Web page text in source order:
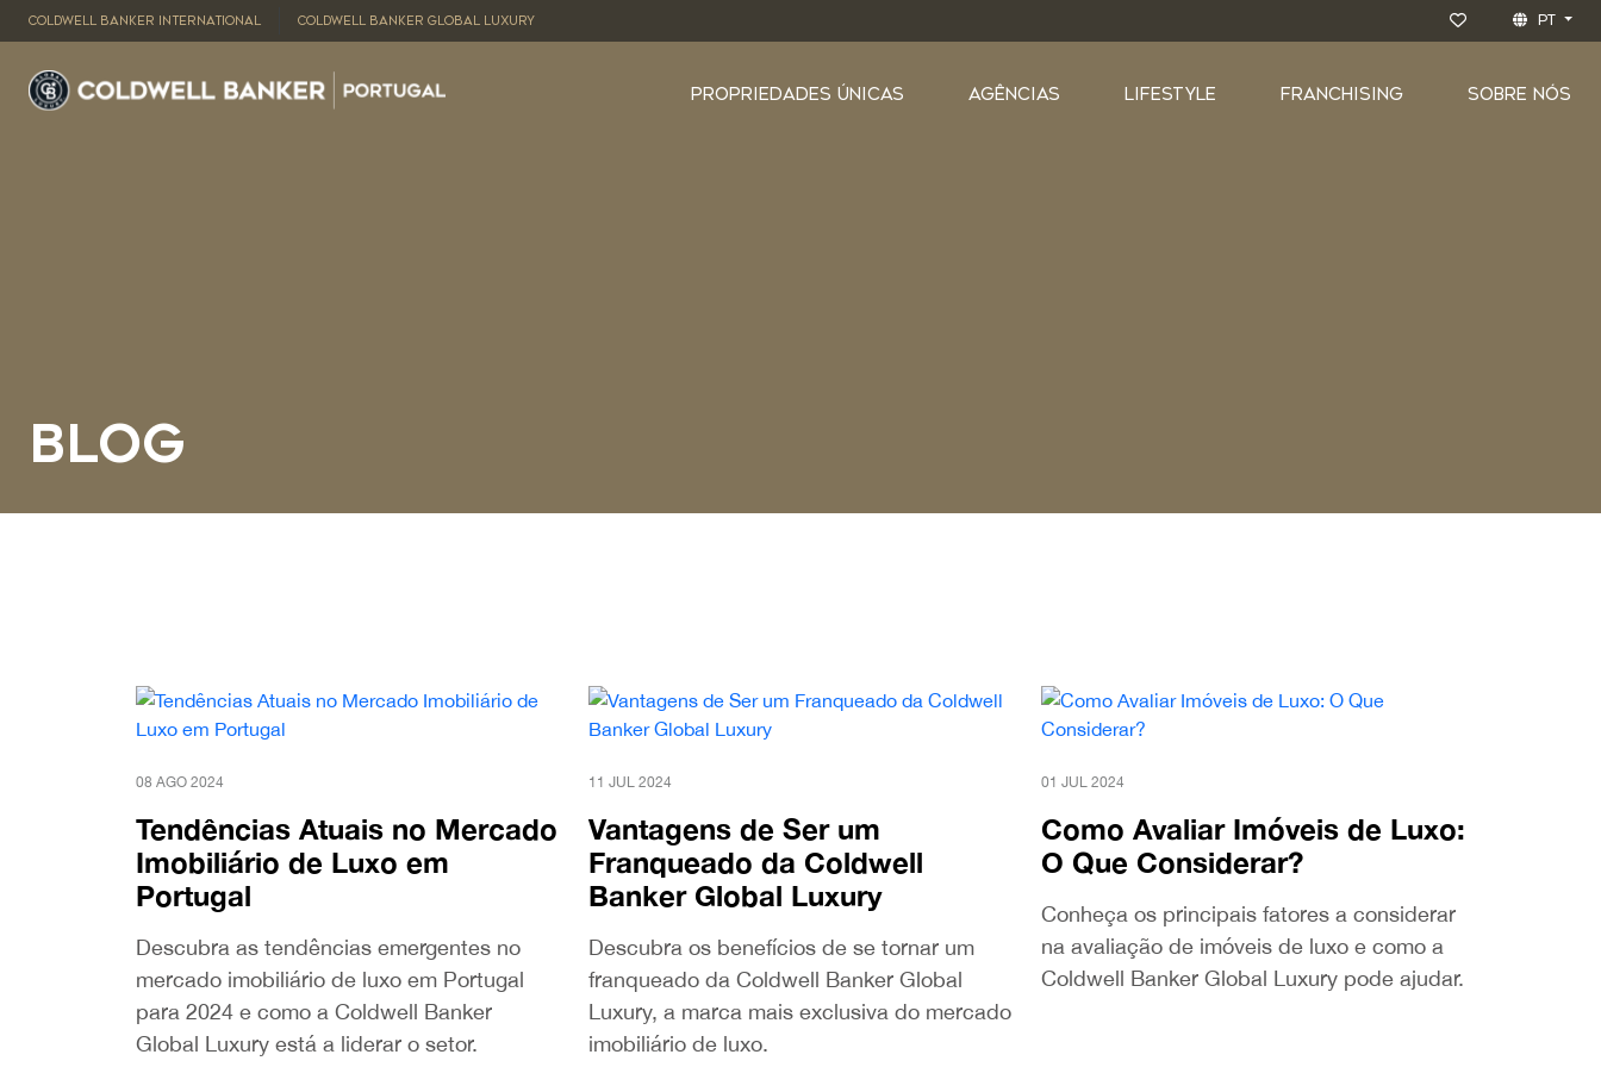
COLDWELL BANKER INTERNATIONAL COLDWELL BANKER GLOBAL LUXURY PT
PROPRIEDADES ÚNICAS AGÊNCIAS LIFESTYLE FRANCHISING SOBRE NÓS
Blog
08 AGO 2024
Tendências Atuais no Mercado
Imobiliário de Luxo em
Portugal
Descubra as tendências emergentes no
mercado imobiliário de luxo em Portugal
para 2024 e como a Coldwell Banker
Global Luxury está a liderar o setor.
11 JUL 2024
Vantagens de Ser um
Franqueado da Coldwell
Banker Global Luxury
Descubra os benefícios de se tornar um
franqueado da Coldwell Banker Global
Luxury, a marca mais exclusiva do mercado
imobiliário de luxo.
01 JUL 2024
Como Avaliar Imóveis de Luxo:
O Que Considerar?
Conheça os principais fatores a considerar
na avaliação de imóveis de luxo e como a
Coldwell Banker Global Luxury pode ajudar.